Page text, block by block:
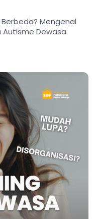
Mengenal
Dewasa